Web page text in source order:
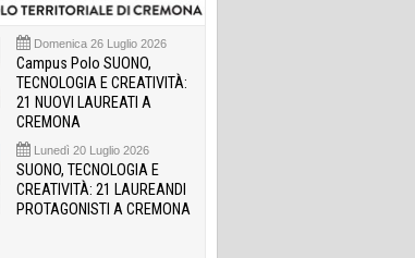
Domenica 26 Luglio 2026
Campus Polo SUONO,
TECNOLOGIA E CREATIVITÀ:
21 NUOVI LAUREATI A
CREMONA
Lunedì 20 Luglio 2026
SUONO, TECNOLOGIA E
CREATIVITÀ: 21 LAUREANDI
PROTAGONISTI A CREMONA